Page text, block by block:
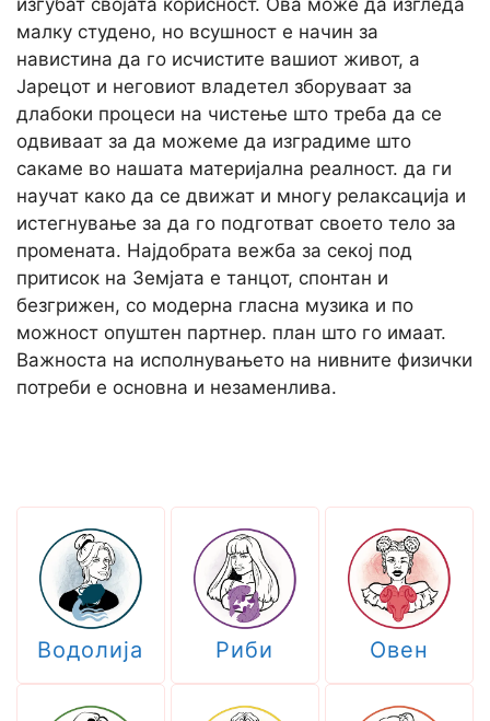
изгубат својата корисност. Ова може да изгледа
малку студено, но всушност е начин за
навистина да го исчистите вашиот живот, а
Јарецот и неговиот владетел зборуваат за
длабоки процеси на чистење што треба да се
одвиваат за да можеме да изградиме што
сакаме во нашата материјална реалност. да ги
научат како да се движат и многу релаксација и
истегнување за да го подготват своето тело за
промената. Најдобрата вежба за секој под
притисок на Земјата е танцот, спонтан и
безгрижен, со модерна гласна музика и по
можност опуштен партнер. план што го имаат.
Важноста на исполнувањето на нивните физички
потреби е основна и незаменлива.
Водолија Риби Овен